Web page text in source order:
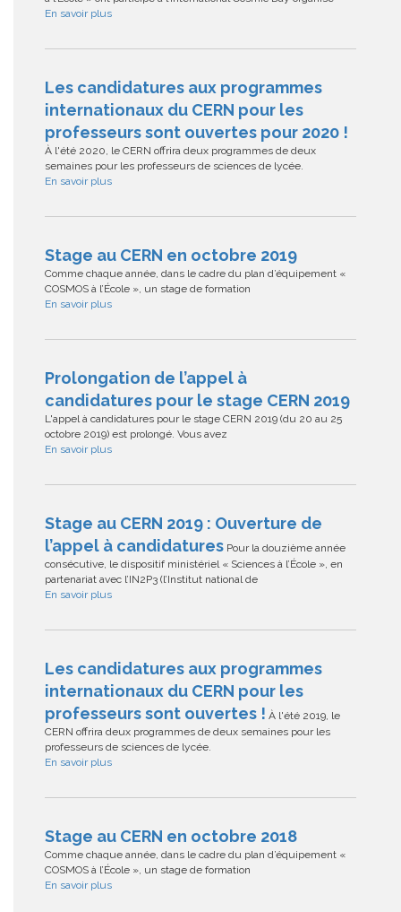
En savoir plus
Les candidatures aux programmes
internationaux du CERN pour les
professeurs sont ouvertes pour 2020 !
À l'été 2020, le CERN offrira deux programmes de deux
semaines pour les professeurs de sciences de lycée.
En savoir plus
Stage au CERN en octobre 2019
Comme chaque année, dans le cadre du plan d’équipement «
COSMOS à l’École », un stage de formation
En savoir plus
Prolongation de l’appel à
candidatures pour le stage CERN 2019
L'appel à candidatures pour le stage CERN 2019 (du 20 au 25
octobre 2019) est prolongé. Vous avez
En savoir plus
Stage au CERN 2019 : Ouverture de
l’appel à candidatures Pour la douzième année
consécutive, le dispositif ministériel « Sciences à l’École », en
partenariat avec l’IN2P3 (l’Institut national de
En savoir plus
Les candidatures aux programmes
internationaux du CERN pour les
professeurs sont ouvertes ! À l'été 2019, le
CERN offrira deux programmes de deux semaines pour les
professeurs de sciences de lycée.
En savoir plus
Stage au CERN en octobre 2018
Comme chaque année, dans le cadre du plan d’équipement «
COSMOS à l’École », un stage de formation
En savoir plus